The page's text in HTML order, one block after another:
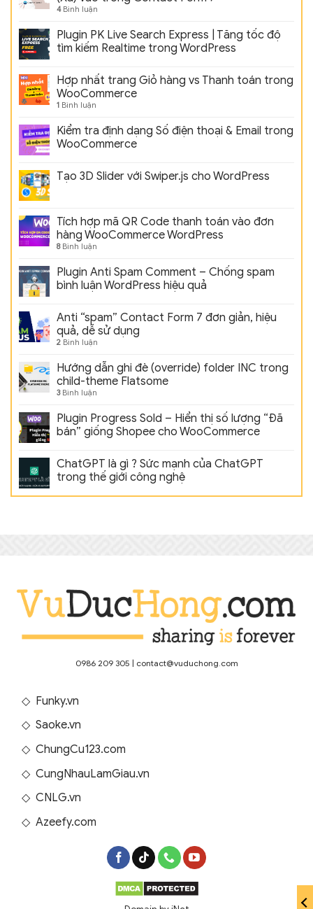
4Bình luận
Plugin PK Live Search Express | Tăng tốc độ
tìm kiếm Realtime trong WordPress
Hợp nhất trang Giỏ hàng vs Thanh toán trong
WooCommerce
1 Bình luận
Kiểm tra định dạng Số điện thoại & Email trong
WooCommerce
Tạo 3D Slider với Swiper.js cho WordPress
Tích hợp mã QR Code thanh toán vào đơn
hàng WooCommerce WordPress
8Bình luận
Plugin Anti Spam Comment – Chống spam
bình luận WordPress hiệu quả
Anti “spam” Contact Form 7 đơn giản, hiệu
quả, dễ sử dụng
2 Bình luận
Hướng dẫn ghi đè (override) folder INC trong
child-theme Flatsome
3Bình luận
Plugin Progress Sold – Hiển thị số lượng “Đã
bán” giống Shopee cho WooCommerce
ChatGPT là gì ? Sức mạnh của ChatGPT
trong thế giới công nghệ
0986 209 305 | contact@vuduchong.com
◇ Funky.vn
◇ Saoke.vn
◇ ChungCu123.com
◇ CungNhauLamGiau.vn
◇ CNLG.vn
◇ Azeefy.com